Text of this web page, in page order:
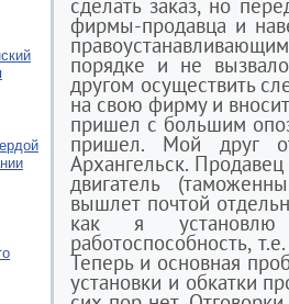
сделать заказ, но
фирмы-продавца и
порядке и не
другом осуществить
на свою фирму и
пришел с большим
пришел. Мой друг
Архангельск.
двигатель
вышлет почтой
как я
работоспособность,
Теперь и основная
установки и обкатки